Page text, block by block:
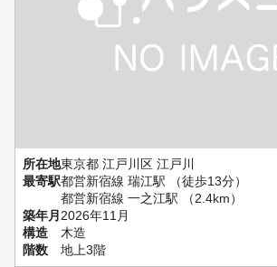
所在地東京都 江戸川区 江戸川
最寄駅都営新宿線 瑞江駅 （徒歩13分）
都営新宿線 一之江駅 （2.4km）
築年月 2026年11月
構造
木造
階数
地上3階